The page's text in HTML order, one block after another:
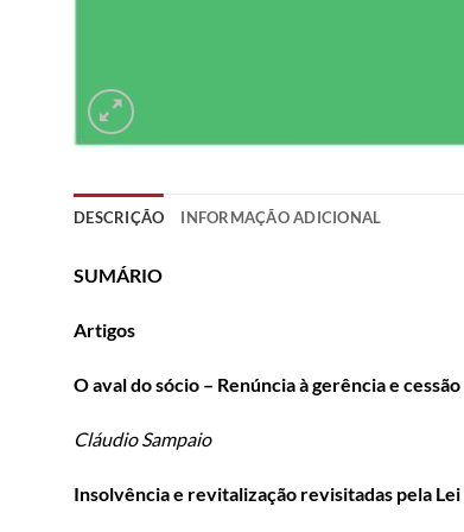
DESCRIÇÃO INFORMAÇÃO ADICIONAL
SUMÁRIO
Artigos
O aval do sócio – Renúncia à gerência e
Cláudio Sampaio
Insolvência e revitalização revisitadas pela